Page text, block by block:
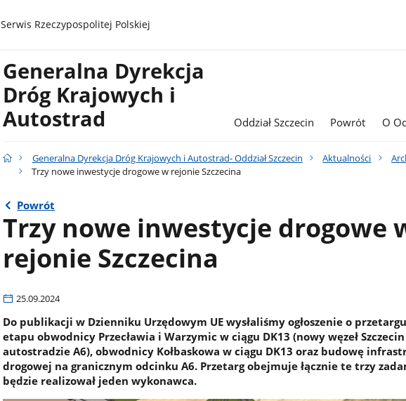
gov.pl
Serwis Rzeczypospolitej Polskiej
Generalna Dyrekcja
Dróg Krajowych i
Autostrad
Oddział Szczecin Powrót O
Generalna Dyrekcja Dróg Krajowych i Autostrad- Oddział Szczecin Aktualności
Trzy nowe inwestycje drogowe w rejonie Szczecina
Powrót
Trzy nowe inwestycje drogowe
rejonie Szczecina
25.09.2024
Do publikacji w Dzienniku Urzędowym UE wysłaliśmy ogłoszenie o
etapu obwodnicy Przecławia i Warzymic w ciągu DK13 (nowy węzeł
autostradzie A6), obwodnicy Kołbaskowa w ciągu DK13 oraz budowę
drogowej na granicznym odcinku A6. Przetarg obejmuje łącznie te trzy
będzie realizował jeden wykonawca.